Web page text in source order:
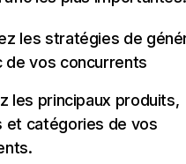
les stratégies de
de vos concurrents
les principaux produits,
et catégories de vos